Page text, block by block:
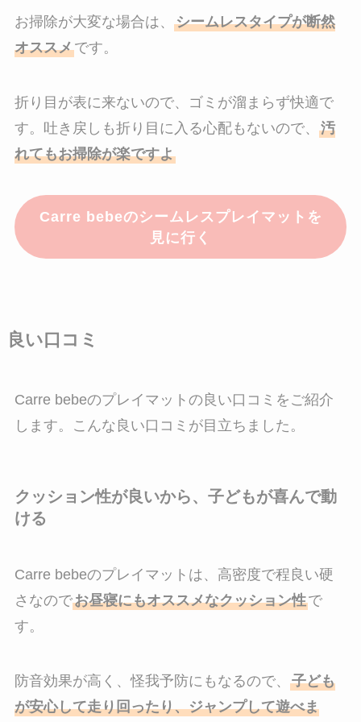
お掃除が大変な場合は、 シームレスタイプが断然
オススメです。
折り目が表に来ないので、ゴミが溜まらず快適で
す。吐き戻しも折り目に入る心配もないので、 汚
れてもお掃除が楽ですよ
Carre bebeのシームレスプレイマットを
見に行く
良い口コミ
Carre bebeのプレイマットの良い口コミをご紹介
します。こんな良い口コミが目立ちました。
クッション性が良いから、子どもが喜んで動
ける
Carre bebeのプレイマットは、高密度で程良い硬
さなのでお昼寝にもオススメなクッション性で
す。
防音効果が高く、怪我予防にもなるので、 子ども
が安心して走り回ったり、ジャンプして遊べま